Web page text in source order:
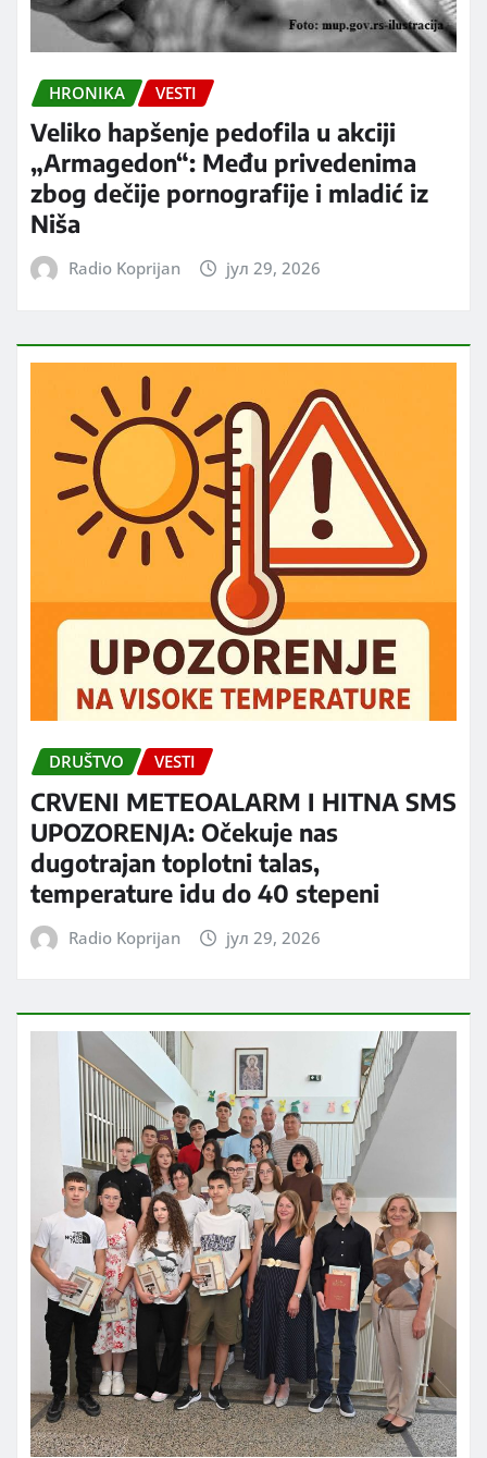
HRONIKA VESTI
Veliko hapšenje pedofila u akciji
„Armagedon“: Među privedenima
zbog dečije pornografije i mladić iz
Niša
Radio Koprijan јул 29, 2026
DRUŠTVO VESTI
CRVENI METEOALARM I HITNA SMS
UPOZORENJA: Očekuje nas
dugotrajan toplotni talas,
temperature idu do 40 stepeni
Radio Koprijan јул 29, 2026